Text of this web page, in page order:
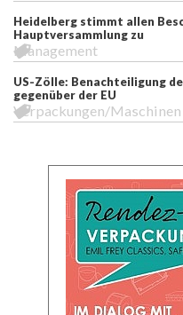
Heidelberg stimmt allen
Hauptversammlung zu
Management
US-Zölle: Benachteiligung
gegenüber der EU
Verpackungen/Maschinen